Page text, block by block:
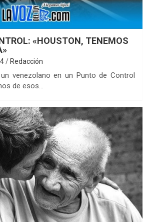
«HOUSTON, TENEMOS
Redacción
venezolano en un Punto de Control
de esos…